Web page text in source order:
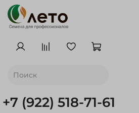
+7 (922) 518-71-61